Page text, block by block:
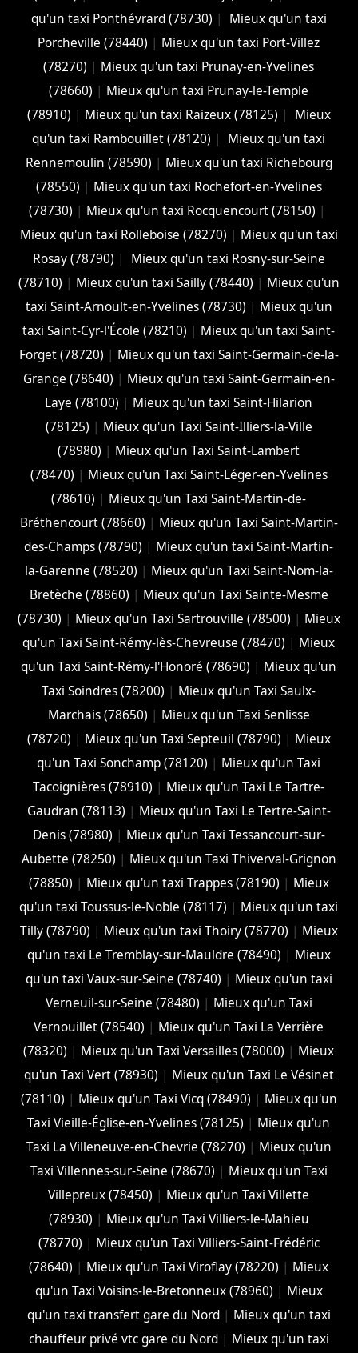
qu'un taxi Ponthévrard (78730) |
Mieux qu'un taxi
Porcheville (78440) | Mieux qu'un taxi Port-Villez
(78270) | Mieux qu'un taxi Prunay-en-Yvelines
(78660) | Mieux qu'un taxi Prunay-le-Temple
(78910) | Mieux qu'un taxi Raizeux (78125) |
Mieux
qu'un taxi Rambouillet (78120) |
Mieux qu'un taxi
Rennemoulin (78590) | Mieux qu'un taxi Richebourg
(78550) | Mieux qu'un taxi Rochefort-en-Yvelines
(78730) | Mieux qu'un taxi Rocquencourt (78150) |
Mieux qu'un taxi Rolleboise (78270) | Mieux qu'un taxi
Rosay (78790) |
Mieux qu'un taxi Rosny-sur-Seine
(78710) | Mieux qu'un taxi Sailly (78440) | Mieux qu'un
taxi Saint-Arnoult-en-Yvelines (78730) | Mieux qu'un
taxi Saint-Cyr-l'École (78210) | Mieux qu'un taxi Saint-
Forget (78720) | Mieux qu'un taxi Saint-Germain-de-la-
Grange (78640) | Mieux qu'un taxi Saint-Germain-en-
Laye (78100) | Mieux qu'un taxi Saint-Hilarion
(78125) | Mieux qu'un Taxi Saint-Illiers-la-Ville
(78980) | Mieux qu'un Taxi Saint-Lambert
(78470) | Mieux qu'un Taxi Saint-Léger-en-Yvelines
(78610) | Mieux qu'un Taxi Saint-Martin-de-
Bréthencourt (78660) | Mieux qu'un Taxi Saint-Martin-
des-Champs (78790) | Mieux qu'un taxi Saint-Martin-
la-Garenne (78520) | Mieux qu'un Taxi Saint-Nom-la-
Bretèche (78860) | Mieux qu'un Taxi Sainte-Mesme
(78730) | Mieux qu'un Taxi Sartrouville (78500) | Mieux
qu'un Taxi Saint-Rémy-lès-Chevreuse (78470) | Mieux
qu'un Taxi Saint-Rémy-l'Honoré (78690) | Mieux qu'un
Taxi Soindres (78200) | Mieux qu'un Taxi Saulx-
Marchais (78650) | Mieux qu'un Taxi Senlisse
(78720) | Mieux qu'un Taxi Septeuil (78790) | Mieux
qu'un Taxi Sonchamp (78120) | Mieux qu'un Taxi
Tacoignières (78910) | Mieux qu'un Taxi Le Tartre-
Gaudran (78113) | Mieux qu'un Taxi Le Tertre-Saint-
Denis (78980) | Mieux qu'un Taxi Tessancourt-sur-
Aubette (78250) | Mieux qu'un Taxi Thiverval-Grignon
(78850) | Mieux qu'un taxi Trappes (78190) | Mieux
qu'un taxi Toussus-le-Noble (78117) | Mieux qu'un taxi
Tilly (78790) | Mieux qu'un taxi Thoiry (78770) | Mieux
qu'un taxi Le Tremblay-sur-Mauldre (78490) | Mieux
qu'un taxi Vaux-sur-Seine (78740) | Mieux qu'un taxi
Verneuil-sur-Seine (78480) | Mieux qu'un Taxi
Vernouillet (78540) | Mieux qu'un Taxi La Verrière
(78320) | Mieux qu'un Taxi Versailles (78000) | Mieux
qu'un Taxi Vert (78930) | Mieux qu'un Taxi Le Vésinet
(78110) | Mieux qu'un Taxi Vicq (78490) | Mieux qu'un
Taxi Vieille-Église-en-Yvelines (78125) | Mieux qu'un
Taxi La Villeneuve-en-Chevrie (78270) | Mieux qu'un
Taxi Villennes-sur-Seine (78670) | Mieux qu'un Taxi
Villepreux (78450) | Mieux qu'un Taxi Villette
(78930) | Mieux qu'un Taxi Villiers-le-Mahieu
(78770) | Mieux qu'un Taxi Villiers-Saint-Frédéric
(78640) | Mieux qu'un Taxi Viroflay (78220) | Mieux
qu'un Taxi Voisins-le-Bretonneux (78960) | Mieux
qu'un taxi transfert gare du Nord| Mieux qu'un taxi
chauffeur privé vtc gare du Nord| Mieux qu'un taxi